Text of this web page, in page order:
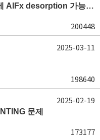
Ar Plasma로 AlN Pedestal 표면에 AlFx desorption 가능 여부가 궁금합니다.
200448
198640
2025-03-11
문제
173177
2025-02-19